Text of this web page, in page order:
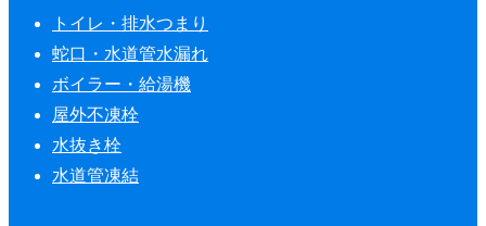
トイレ・排水つまり
蛇口・水道管水漏れ
ボイラー・給湯機
屋外不凍栓
水抜き栓
水道管凍結